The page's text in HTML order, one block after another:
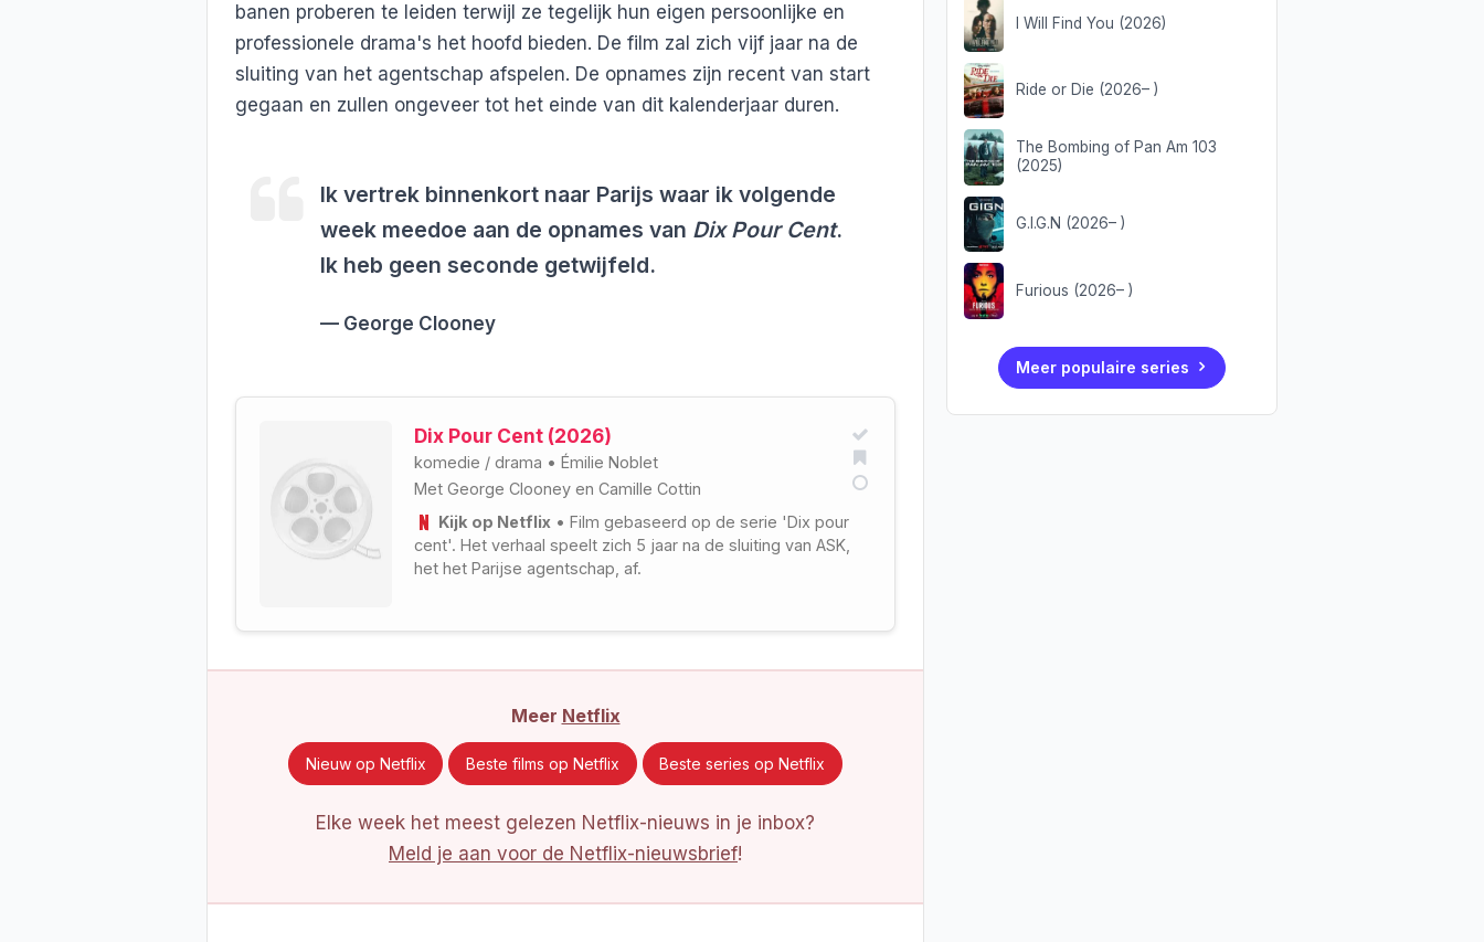
banen proberen te leiden terwijl ze tegelijk hun eigen persoonlijke en
professionele drama's het hoofd bieden. De film zal zich vijf jaar na de
sluiting van het agentschap afspelen. De opnames zijn recent van start
gegaan en zullen ongeveer tot het einde van dit kalenderjaar duren.
Ik vertrek binnenkort naar Parijs waar ik volgende
week meedoe aan de opnames van Dix Pour Cent.
Ik heb geen seconde getwijfeld.
George Clooney
Dix Pour Cent (2026)
komedie / drama • Émilie Noblet
Met George Clooney en Camille Cottin
Kijk op Netflix • Film gebaseerd op de serie 'Dix pour
cent'. Het verhaal speelt zich 5 jaar na de sluiting van ASK,
het het Parijse agentschap, af.
Meer Netflix
Nieuw op Netflix Beste films op Netflix Beste series op Netflix
Elke week het meest gelezen Netflix-nieuws in je inbox?
Meld je aan voor de Netflix-nieuwsbrief!
I Will Find You (2026)
Ride or Die (2026– )
The Bombing of Pan Am 103
(2025)
G.I.G.N (2026– )
Furious (2026– )
Meer populaire series